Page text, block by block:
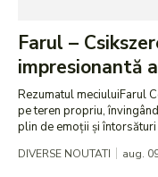
Farul –
impresionantă
Rezumatul meciuluiFarul
pe teren propriu,
plin de emoții și întorsături
DIVERSE NOUTATI aug.